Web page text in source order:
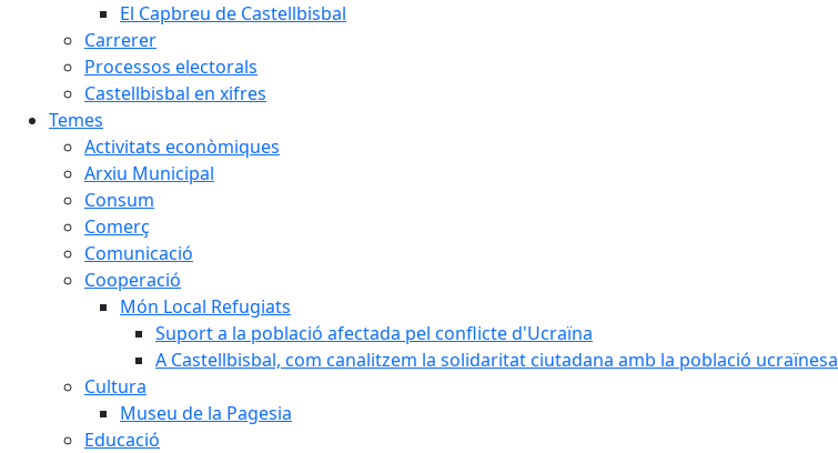
El Capbreu de Castellbisbal
Carrerer
Processos electorals
Castellbisbal en xifres
Temes
Activitats econòmiques
Arxiu Municipal
Consum
Comerç
Comunicació
Cooperació
Món Local Refugiats
Suport a la població afectada pel conflicte d'Ucraïna
A Castellbisbal, com canalitzem la solidaritat ciutadana amb la població ucraïnesa
Cultura
Museu de la Pagesia
Educació